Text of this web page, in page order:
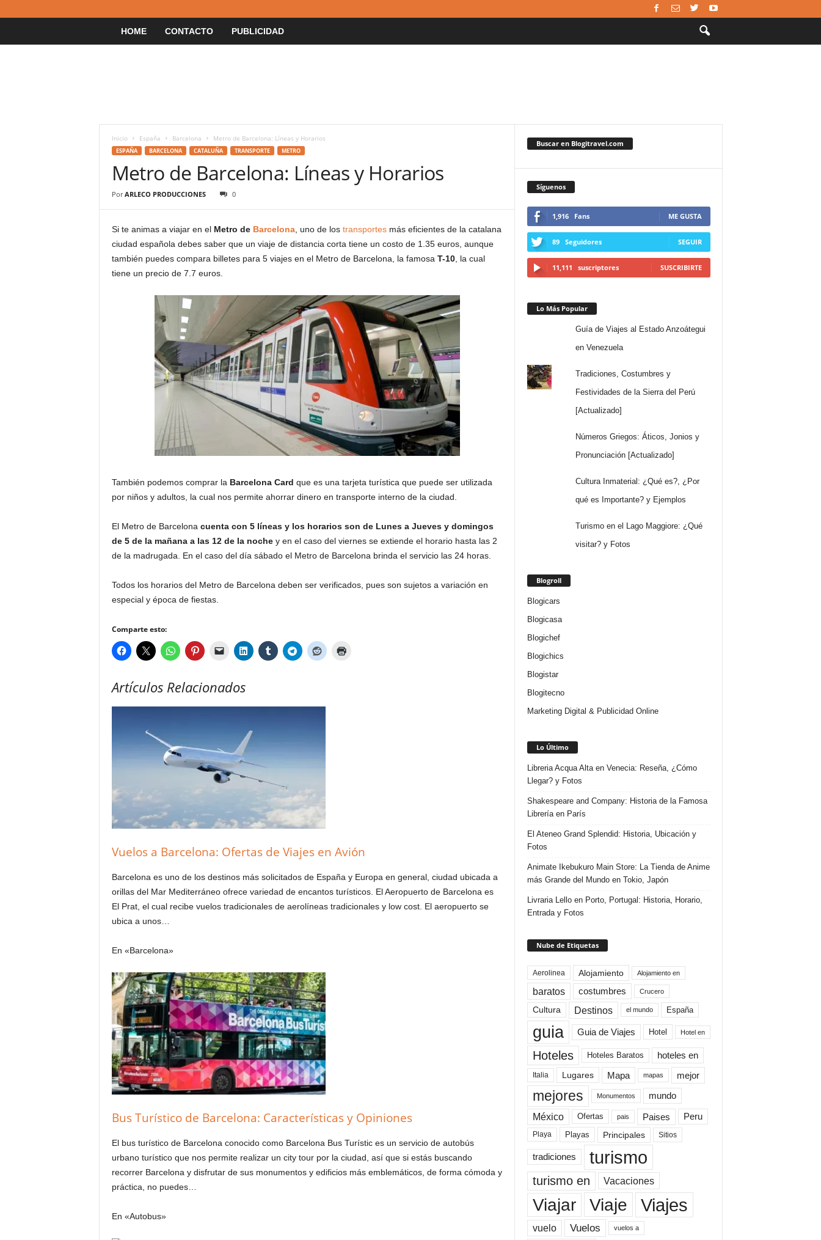
HOME CONTACTO PUBLICIDAD
Inicio España Barcelona Metro de Barcelona: Líneas y Horarios
ESPAÑA BARCELONA CATALUÑA TRANSPORTE METRO
Metro de Barcelona: Líneas y Horarios
Por ARLECO PRODUCCIONES 0
Si te animas a viajar en el Metro de Barcelona, uno de los transportesmás eficientes de la catalana
ciudad española debes saber que un viaje de distancia corta tiene un costo de 1.35 euros, aunque
también puedes compara billetes para 5 viajes en el Metro de Barcelona, la famosa T-10, la cual
tiene un precio de 7.7 euros.
También podemos comprar la Barcelona Card que es una tarjeta turística que puede ser utilizada
por niños y adultos, la cual nos permite ahorrar dinero en transporte interno de la ciudad.
El Metro de Barcelona cuenta con 5 líneas y los horarios son de Lunes a Jueves y domingos
de 5 de la mañana a las 12 de la nochey en el caso del viernes se extiende el horario hasta las 2
de la madrugada. En el caso del día sábado el Metro de Barcelona brinda el servicio las 24 horas.
Todos los horarios del Metro de Barcelona deben ser verificados, pues son sujetos a variación en
especial y época de fiestas.
Comparte esto:
Artículos Relacionados
Vuelos a Barcelona: Ofertas de Viajes en Avión
Barcelona es uno de los destinos más solicitados de España y Europa en general, ciudad ubicada a
orillas del Mar Mediterráneo ofrece variedad de encantos turísticos. El Aeropuerto de Barcelona es
El Prat, el cual recibe vuelos tradicionales de aerolíneas tradicionales y low cost. El aeropuerto se
ubica a unos…
En «Barcelona»
Bus Turístico de Barcelona: Características y Opiniones
El bus turístico de Barcelona conocido como Barcelona Bus Turístic es un servicio de autobús
urbano turístico que nos permite realizar un city tour por la ciudad, así que si estás buscando
recorrer Barcelona y disfrutar de sus monumentos y edificios más emblemáticos, de forma cómoda y
práctica, no puedes…
En «Autobus»
Buscar en Blogitravel.com
Síguenos
1,916 Fans ME GUSTA
89 Seguidores SEGUIR
11,111 suscriptores SUSCRIBIRTE
Lo Más Popular
Guía de Viajes al Estado Anzoátegui
en Venezuela
Tradiciones, Costumbres y
Festividades de la Sierra del Perú
[Actualizado]
Números Griegos: Áticos, Jonios y
Pronunciación [Actualizado]
Cultura Inmaterial: ¿Qué es?, ¿Por
qué es Importante? y Ejemplos
Turismo en el Lago Maggiore: ¿Qué
visitar? y Fotos
Blogroll
Blogicars
Blogicasa
Blogichef
Blogichics
Blogistar
Blogitecno
Marketing Digital & Publicidad Online
Lo Último
Libreria Acqua Alta en Venecia: Reseña, ¿Cómo
Llegar? y Fotos
Shakespeare and Company: Historia de la Famosa
Librería en París
El Ateneo Grand Splendid: Historia, Ubicación y
Fotos
Animate Ikebukuro Main Store: La Tienda de Anime
más Grande del Mundo en Tokio, Japón
Livraria Lello en Porto, Portugal: Historia, Horario,
Entrada y Fotos
Nube de Etiquetas
Aerolinea Alojamiento Alojamiento en
baratos costumbres Crucero
Cultura Destinos el mundo España
guia Guia de Viajes Hotel Hotel en
Hoteles Hoteles Baratos hoteles en
Italia Lugares Mapa mapas mejor
mejores Monumentos mundo
México Ofertas pais Paises Peru
Playa Playas Principales Sitios
tradiciones turismo
turismo en Vacaciones
Viajar Viaje Viajes
vuelo Vuelos vuelos a